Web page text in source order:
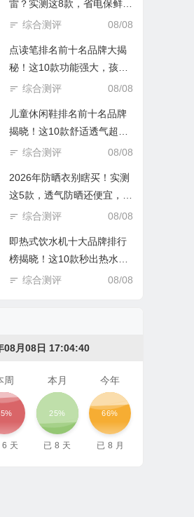
雷？实测这8款，省电保鲜还
实惠！
08/08
综合测评
点读笔排名前十名品牌大揭
秘！这10款功能强大，孩子
学习好帮手
08/08
综合测评
儿童休闲鞋排名前十名品牌
揭晓！这10款舒适透气超好
穿
08/08
综合测评
2026年防晒衣别瞎买！实测
这5款，透气防晒还便宜，谁
踩坑谁后悔！
08/08
综合测评
即热式饮水机十大品牌排行
榜揭晓！这10款秒出热水超
实用
08/08
综合测评
08月08日 17:04:41
周
6 天
本月
25%
已 8 天
今年
66%
已 8 月